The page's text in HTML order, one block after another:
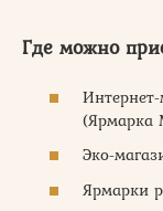
Где можно
(Ярмарка
Эко-
Ярмарки